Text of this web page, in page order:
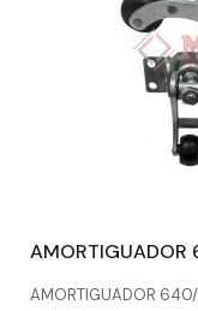
AMORTIGUADOR
AMORTIGUADOR 640/